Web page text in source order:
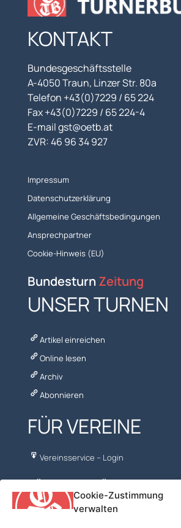
Cookie-Zustimmung
verwalten
KONTAKT
Bundesgeschäftsstelle
A-4050 Traun, Linzer Str. 80a
Telefon +43(0)7229 / 65 224
Fax +43(0)7229 / 65 224-4
E-mail gst@oetb.at
ZVR: 46 96 34 927
Impressum
Datenschutzerklärung
Allgemeine Geschäftsbedingungen
Ansprechpartner
Cookie-Hinweis (EU)
Bundesturn Zeitung
UNSER TURNEN
Artikel einreichen
Online lesen
Archiv
Abonnieren
FÜR VEREINE
Vereinsservice – Login
NÜTZLICHES FÜR VORTURNER
ÖFT – FV Turnen